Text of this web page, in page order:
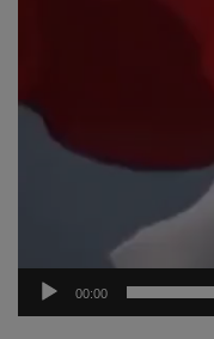
00:00